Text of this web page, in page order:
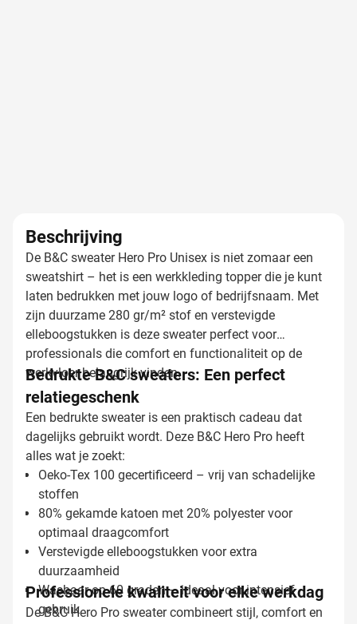
Beschrijving
De B&C sweater Hero Pro Unisex is niet zomaar een
sweatshirt – het is een werkkleding topper die je kunt
laten bedrukken met jouw logo of bedrijfsnaam. Met
zijn duurzame 280 gr/m² stof en verstevigde
elleboogstukken is deze sweater perfect voor
professionals die comfort en functionaliteit op de
werkvloer belangrijk vinden.
Bedrukte B&C sweaters: Een perfect
relatiegeschenk
Een bedrukte sweater is een praktisch cadeau dat
dagelijks gebruikt wordt. Deze B&C Hero Pro heeft
alles wat je zoekt:
Oeko-Tex 100 gecertificeerd – vrij van schadelijke
stoffen
80% gekamde katoen met 20% polyester voor
optimaal draagcomfort
Verstevigde elleboogstukken voor extra
duurzaamheid
Wasbaar op 60 graden – ideaal voor intensief
gebruik
Professionele kwaliteit voor elke werkdag
De B&C Hero Pro sweater combineert stijl, comfort en